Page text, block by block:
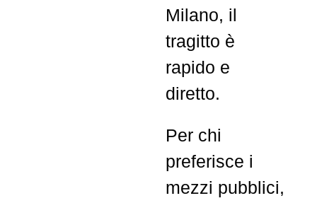
Milano, il
tragitto è
rapido e
diretto.
Per chi
preferisce i
mezzi pubblici,